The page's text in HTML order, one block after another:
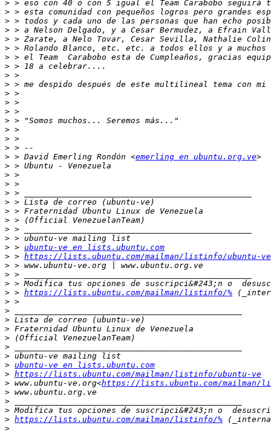
>
>
>
>
>
>
>
>
>
>
>
>
>
>
>
>
>
> > David Emerling Rondón <emerling en ubuntu.org.ve
>
>
>
>
>
>
>
>
>
> > ubuntu-ve en lists.ubuntu.com
> > https://lists.ubuntu.com/mailman/listinfo/ubuntu-ve
>
>
>
> > https://lists.ubuntu.com/mailman/listinfo/%
>
>
>
>
>
>
>
> ubuntu-ve en lists.ubuntu.com
> https://lists.ubuntu.com/mailman/listinfo/ubuntu-ve
> www.ubuntu-ve.org<https://lists.ubuntu.com/mailman/
>
>
>
> https://lists.ubuntu.com/mailman/listinfo/%
>